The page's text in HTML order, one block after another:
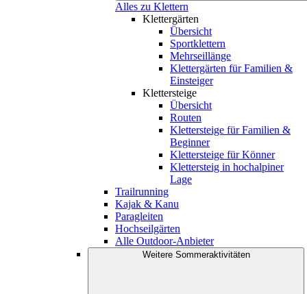
Alles zu Klettern
Klettergärten
Übersicht
Sportklettern
Mehrseillänge
Klettergärten für Familien &
Einsteiger
Klettersteige
Übersicht
Routen
Klettersteige für Familien &
Beginner
Klettersteige für Könner
Klettersteig in hochalpiner
Lage
Trailrunning
Kajak & Kanu
Paragleiten
Hochseilgärten
Alle Outdoor-Anbieter
Weitere Sommeraktivitäten